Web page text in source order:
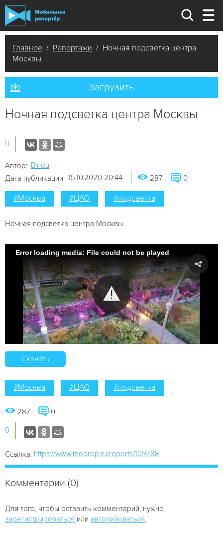
Главное / Репортажи / Ночная подсветка центра
Москвы
Загрузить
Ночная подсветка центра Москвы
0
Автор: Bindu
Дата публикации: 15.10.2020 20:44 287 0
#Москва #ЦАО #подсветка
Ночная подсветка центра Москвы.
Error loading media: File could not be played
Скачать
#Москва #ЦАО #подсветка
287 0
0
Ссылка: https://www.mobrep.ru/reports/109788
Комментарии (0)
Для того, чтобы оставить комментарий, нужно
зарегистрироваться или авторизоваться